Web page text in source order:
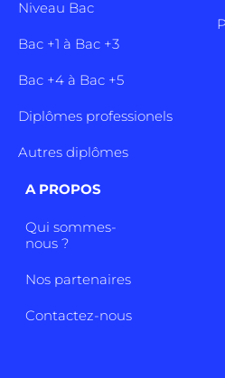
Niveau Bac
Bac +1 à Bac +3
Bac +4 à Bac +5
Diplômes professionels
Autres diplômes
A PROPOS
Qui sommes-
nous ?
Nos partenaires
Contactez-nous